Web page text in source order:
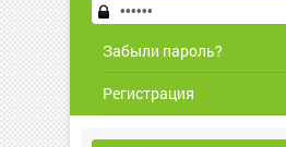
Забыли пароль?
Регистрация